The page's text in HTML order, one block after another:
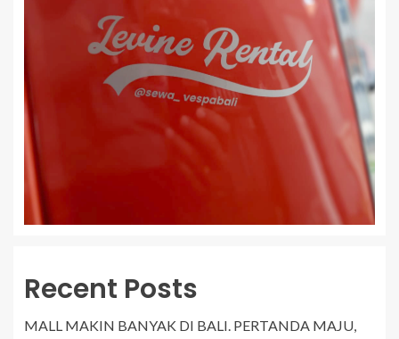
Recent Posts
MALL MAKIN BANYAK DI BALI. PERTANDA MAJU,